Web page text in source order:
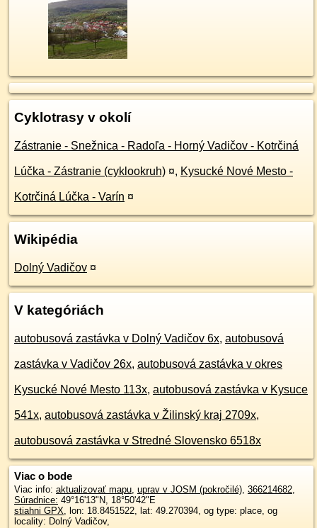
Cyklotrasy v okolí
Zástranie - Snežnica - Radoľa - Horný Vadičov - Kotrčiná
Lúčka - Zástranie (cyklookruh) ¤, Kysucké Nové Mesto -
Kotrčiná Lúčka - Varín ¤
Wikipédia
Dolný Vadičov ¤
V kategóriách
autobusová zastávka v Dolný Vadičov 6x, autobusová
zastávka v Vadičov 26x, autobusová zastávka v okres
Kysucké Nové Mesto 113x, autobusová zastávka v Kysuce
541x, autobusová zastávka v Žilinský kraj 2709x,
autobusová zastávka v Stredné Slovensko 6518x
Viac o bode
Viac info: aktualizovať mapu, uprav v JOSM (pokročilé), 366214682,
Súradnice: 49°16'13"N, 18°50'42"E
stiahni GPX, lon: 18.8451522, lat: 49.270394, og type: place, og
locality: Dolný Vadičov,